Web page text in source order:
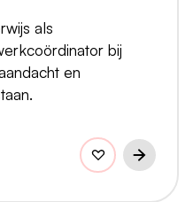
als
bij
en